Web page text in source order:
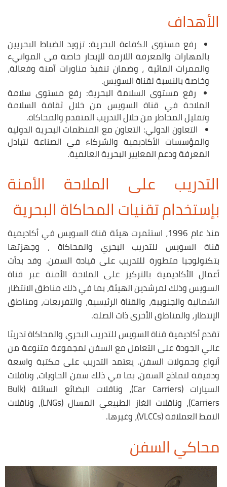
الأهداف
رفع مستوى الكفاءة البحرية: تزويد الضباط البحريين
بالمهارات والمعرفة اللازمة للإبحار خاصة فى الموانيء
والممرات المائية ، وضمان تنفيذ مناورات آمنة وفعالة،
وخاصة بالنسبة لقناة السويس.
رفع مستوى السلامة البحرية: رفع مستوى سلامة
الملاحة في قناة السويس من خلال ثقافة السلامة
وتقليل المخاطر من خلال التدريب المتقدم والمحاكاة.
التعاون الدولي: التعاون مع المنظمات البحرية الدولية
والمؤسسات الأكاديمية والشركاء في الصناعة لتبادل
المعرفة ودعم المعايير البحرية العالمية.
التدريب على الملاحة الأمنة
بإستخدام تقنيات المحاكاة البحرية
منذ عام 1996، استثمرت هيئة قناة السويس في أكاديمية
قناة السويس للتدريب البحري والمحاكاة ، وجهزتها
بتكنولوجيا متطورة للتدريب على قيادة السفن. وقد بدأت
أعمال الأكاديمية بالتركيز على الملاحة الأمنة عبر قناة
السويس وذلك لمرشدين الهيئة، بما في ذلك مناطق الانتظار
الشمالية والجنوبية، والقناة الرئيسية، والتفريعات، ومناطق
الإنتظار، والمناطق الأخرى ذات الصلة.
تقدم أكاديمية قناة السويس للتدريب البحري والمحاكاة تدريبًا
عالي الجودة على التعامل مع السفن لمجموعة متنوعة من
أنواع وحمولات السفن. يعتمد التدريب على مكتبة واسعة
ودقيقة لنماذج السفن، بما في ذلك سفن الحاويات، وناقلات
السيارات (Car Carriers)، وناقلات البضائع السائلة (Bulk
Carriers)، وناقلات الغاز الطبيعي المسال (LNGs)، وناقلات
النفط العملاقة (VLCCs)، وغيرها.
محاكي السفن